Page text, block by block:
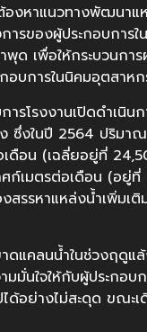
งหาแนวทางพัฒนาแ
รของผู้ประกอบการ
ด เพื่อให้กระบวนก
อบการในนิคมอุตสาห
รโรงงานเปิดดำเนิ
ซึ่งในปี 2564 ปริมา
ดือน (เฉลี่ยอยู่ที่
ก์เมตรต่อเดือน (อยู่
รรหาแหล่งน้ำเพิ่มเ
ดแคลนน้ำในช่วงฤดู
มั่นใจให้กับผู้ประกอ
ด้อย่างไม่สะดุด ขณ